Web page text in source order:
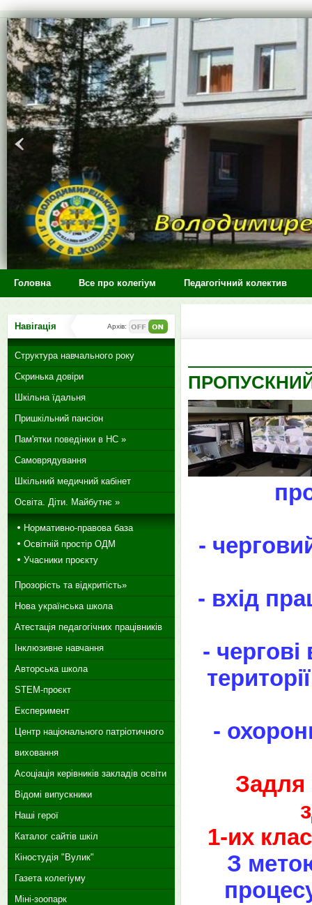
>
Головна Все про колегіум Педагогічний колектив
-
- вхід
-
-
Задля
1-их
З
Навігація Архів:
Структура навчального року
Скринька довіри
Шкільна їдальня
Пришкільний пансіон
Пам'ятки поведінки в НС »
Самоврядування
Шкільний медичний кабінет
Освіта. Діти. Майбутнє »
Нормативно-правова база
Освітній простір ОДМ
Учасники проєкту
Прозорість та відкритість»
Нова українська школа
Атестація педагогічних працівників
Інклюзивне навчання
Авторська школа
STEM-проєкт
Експеримент
Центр національного патріотичного
виховання
Асоціація керівників закладів освіти
Відомі випускники
Наші герої
Каталог сайтів шкіл
Кіностудія "Вулик"
Газета колегіуму
Міні-зоопарк